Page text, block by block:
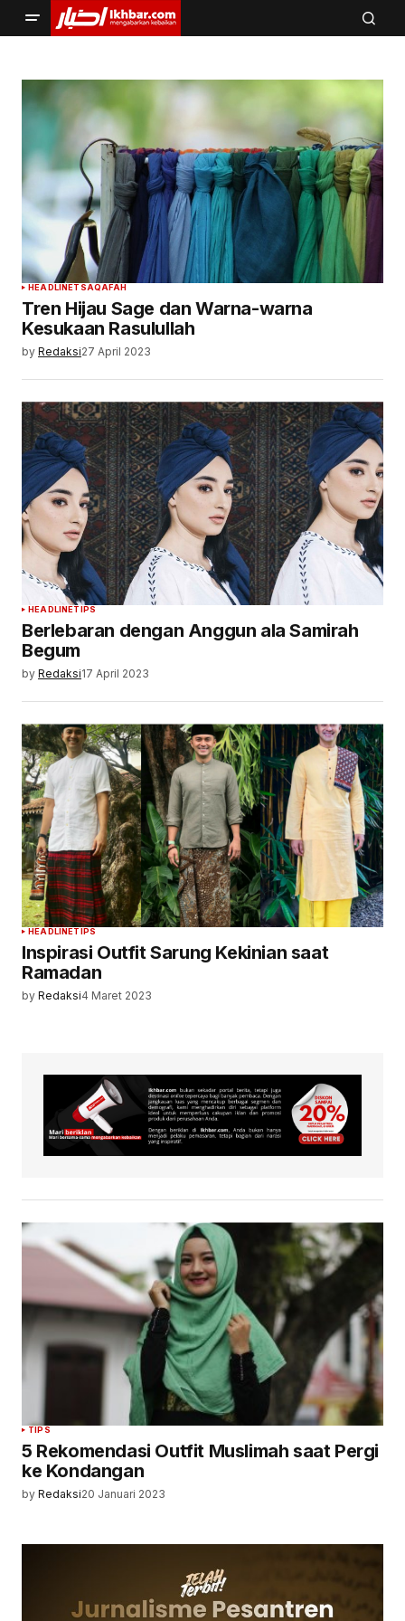
HEADLINETSAQAFAH
Tren Hijau Sage dan Warna-warna
Kesukaan Rasulullah
by Redaksi27 April 2023
HEADLINETIPS
Berlebaran dengan Anggun ala Samirah
Begum
by Redaksi17 April 2023
HEADLINETIPS
Inspirasi Outfit Sarung Kekinian saat
Ramadan
by Redaksi4 Maret 2023
TIPS
5 Rekomendasi Outfit Muslimah saat Pergi
ke Kondangan
by Redaksi20 Januari 2023